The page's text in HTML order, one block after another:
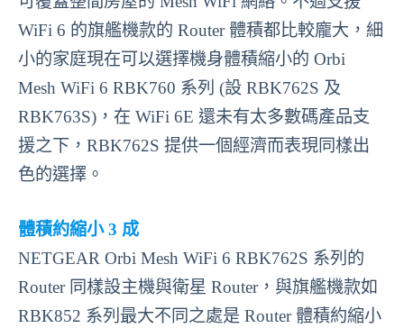
WiFi 6 的旗艦機款的 Router 體積都比較龐大，細
小的家庭現在可以選擇機身體積縮小的 Orbi
Mesh WiFi 6 RBK760 系列 (設 RBK762S 及
RBK763S)，在 WiFi 6E 還未有太多數碼產品支
援之下，RBK762S 提供一個經濟而表現同樣出
色的選擇。
體積約縮小 3 成
NETGEAR Orbi Mesh WiFi 6 RBK762S 系列的
Router 同樣設主機與衛星 Router，與旗艦機款如
RBK852 系列最大不同之處是 Router 體積約縮小